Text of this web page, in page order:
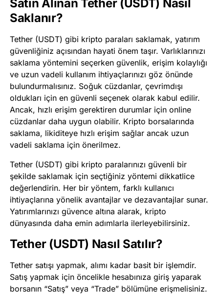
Satın Alınan Tether (USDT) Nasıl
Saklanır?
Tether (USDT) gibi kripto paraları saklamak, yatırım
güvenliğiniz açısından hayati önem taşır. Varlıklarınızı
saklama yöntemini seçerken güvenlik, erişim kolaylığı
ve uzun vadeli kullanım ihtiyaçlarınızı göz önünde
bulundurmalısınız. Soğuk cüzdanlar, çevrimdışı
oldukları için en güvenli seçenek olarak kabul edilir.
Ancak, hızlı erişim gerektiren durumlar için online
cüzdanlar daha uygun olabilir. Kripto borsalarında
saklama, likiditeye hızlı erişim sağlar ancak uzun
vadeli saklama için önerilmez.
Tether (USDT) gibi kripto paralarınızı güvenli bir
şekilde saklamak için seçtiğiniz yöntemi dikkatlice
değerlendirin. Her bir yöntem, farklı kullanıcı
ihtiyaçlarına yönelik avantajlar ve dezavantajlar sunar.
Yatırımlarınızı güvence altına alarak, kripto
dünyasında daha emin adımlarla ilerleyebilirsiniz.
Tether (USDT) Nasıl Satılır?
Tether satışı yapmak, alımı kadar basit bir işlemdir.
Satış yapmak için öncelikle hesabınıza giriş yaparak
borsanın “Satış” veya “Trade” bölümüne erişmelisiniz.